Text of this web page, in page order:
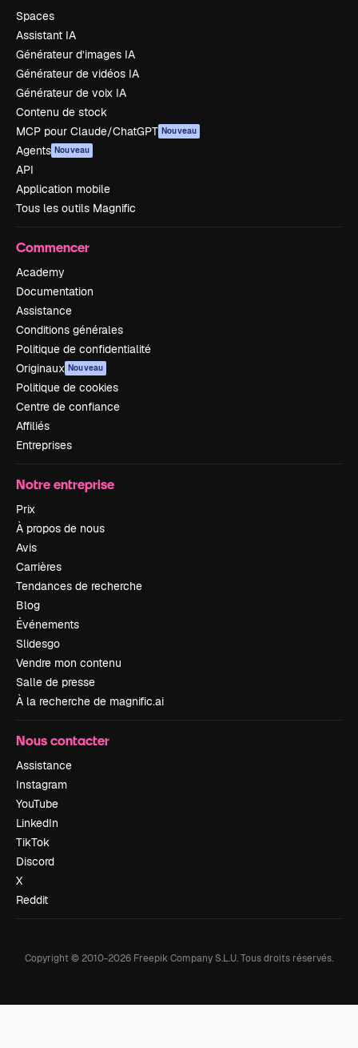
Spaces
Assistant IA
Générateur d’images IA
Générateur de vidéos IA
Générateur de voix IA
Contenu de stock
MCP pour Claude/ChatGPT Nouveau
Agents Nouveau
API
Application mobile
Tous les outils Magnific
Commencer
Academy
Documentation
Assistance
Conditions générales
Politique de confidentialité
Originaux Nouveau
Politique de cookies
Centre de confiance
Affiliés
Entreprises
Notre entreprise
Prix
À propos de nous
Avis
Carrières
Tendances de recherche
Blog
Événements
Slidesgo
Vendre mon contenu
Salle de presse
À la recherche de magnific.ai
Nous contacter
Assistance
Instagram
YouTube
LinkedIn
TikTok
Discord
X
Reddit
Copyright © 2010-2026 Freepik Company S.L.U.Tous droits réservés.